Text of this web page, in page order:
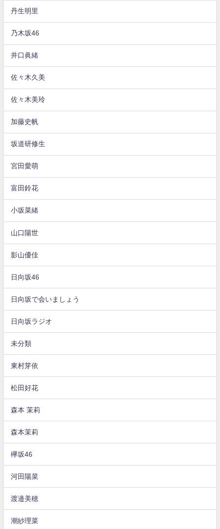
丹生明里
乃木坂46
井口眞緒
佐々木久美
佐々木美玲
加藤史帆
坂道研修生
宮田愛萌
富田鈴花
小坂菜緒
山口陽世
影山優佳
日向坂46
日向坂で会いましょう
日向坂ラジオ
未分類
東村芽依
松田好花
森本 茉莉
森本茉莉
欅坂46
河田陽菜
渡邉美穂
潮紗理菜